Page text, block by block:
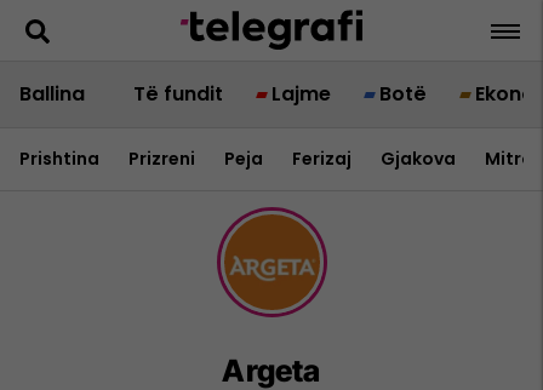
Ballina Të fundit Lajme Botë
Prishtina Prizreni Peja Ferizaj Gjakova
Argeta